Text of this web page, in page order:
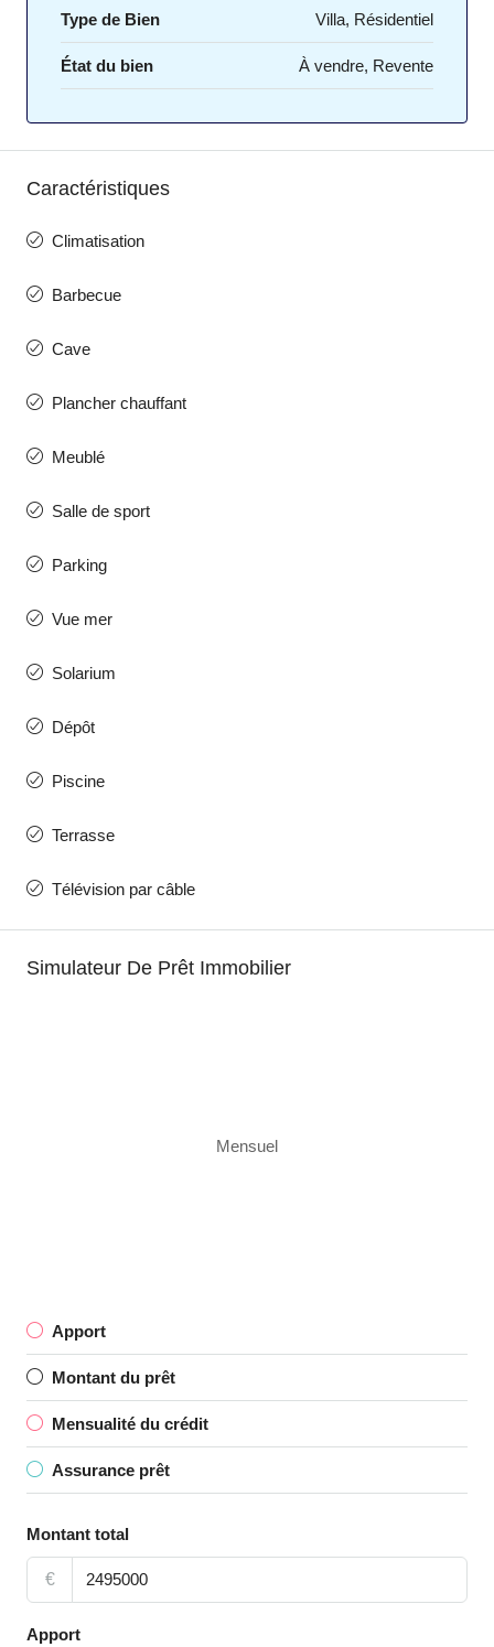
Type de Bien Villa, Résidentiel
État du bien À vendre, Revente
Caractéristiques
Climatisation
Barbecue
Cave
Plancher chauffant
Meublé
Salle de sport
Parking
Vue mer
Solarium
Dépôt
Piscine
Terrasse
Télévision par câble
Simulateur De Prêt Immobilier
Mensuel
Apport
Montant du prêt
Mensualité du crédit
Assurance prêt
Montant total
€
Apport